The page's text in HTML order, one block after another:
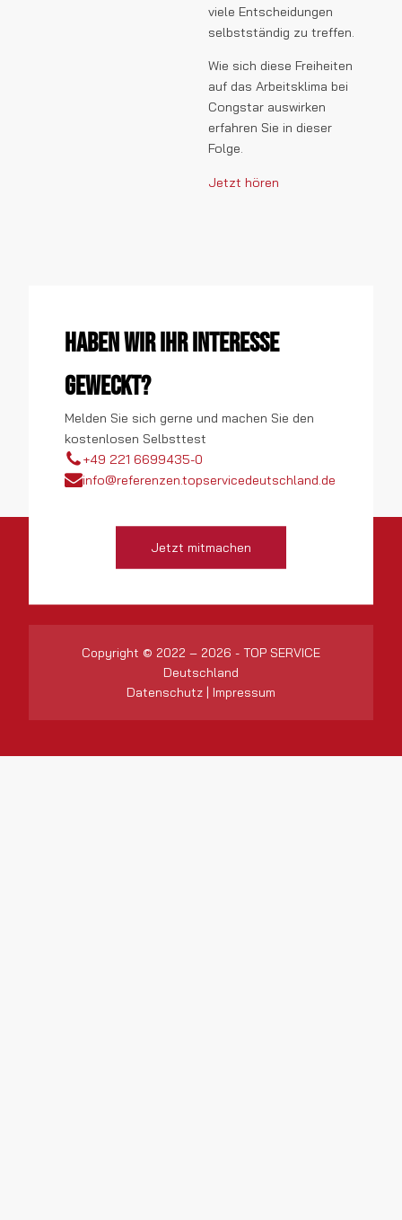
viele Entscheidungen
selbstständig zu treffen.
Wie sich diese Freiheiten
auf das Arbeitsklima bei
Congstar auswirken
erfahren Sie in dieser
Folge.
Jetzt hören
Haben wir Ihr Interesse
geweckt?
Melden Sie sich gerne und machen Sie den
kostenlosen Selbsttest
+49 221 6699435-0
info@referenzen.topservicedeutschland.de
Jetzt mitmachen
Copyright © 2022 – 2026 - TOP SERVICE
Deutschland
Datenschutz | Impressum